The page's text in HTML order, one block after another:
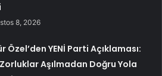
8, 2026
Özel’den YENİ Parti Açıklaması:
Zorluklar Aşılmadan Doğru Yola